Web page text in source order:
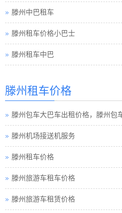
滕州中巴租车
滕州租车价格小巴士
滕州租车中巴
滕州包车旅游
滕州租车须知小车
滕州巴士租车公司
滕州小车租车公司
滕州旅游包车小车
滕州旅游小车车队
滕州租车价格
滕州包车大巴车出租价格，滕州包
滕州机场接送机服务
滕州租车价格
滕州旅游车租车价格
滕州旅游车租赁价格